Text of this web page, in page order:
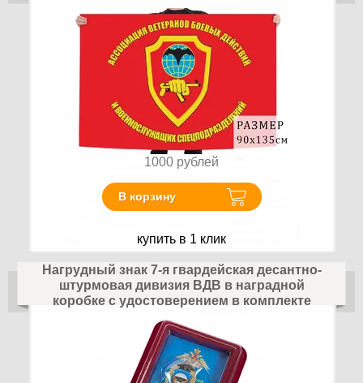
1000 рублей
В корзину
купить в 1 клик
Нагрудный знак 7-я гвардейская десантно-
штурмовая дивизия ВДВ в наградной
коробке с удостоверением в комплекте